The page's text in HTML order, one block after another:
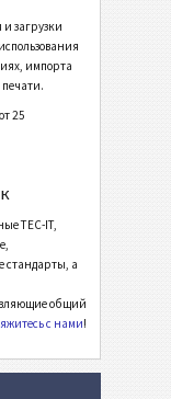
Этикетки для пищевых продуктов
и загрузки
импорта
25
TEC-IT,
стандарты, а
общий
с нами!